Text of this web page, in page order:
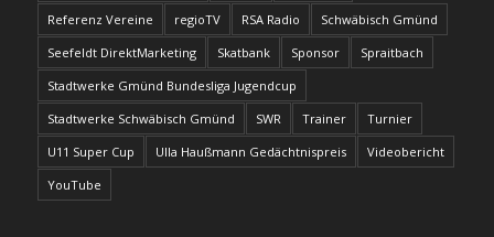
Referenz Vereine
regioTV RSA Radio
Schwäbisch Gmünd
Seefeldt DirektMarketing
Skatbank Sponsor
Spraitbach
Stadtwerke Gmünd Bundesliga Jugendcup
Stadtwerke Schwäbisch Gmünd
SWR Trainer
Turnier
U11 Super Cup
Ulla Haußmann Gedächtnispreis
Videobericht
YouTube